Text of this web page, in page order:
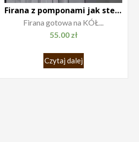
Firana z pomponami jak stella 140×250 biała
Firana gotowa na KÓŁ...
55.00 zł
Czytaj dalej